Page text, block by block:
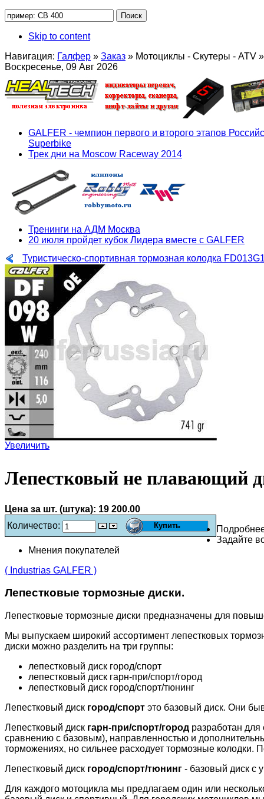
Skip to content
Навигация: Галфер » Заказ » Мотоциклы - Скутеры - ATV »
Воскресенье, 09 Авг 2026
GALFER - чемпион первого и второго этапов
Superbike
Трек дни на Moscow Raceway 2014
Тренинги на АДМ Москва
20 июля пройдет кубок Лидера вместе с GALFER
Туристическо-спортивная тормозная колодка
Увеличить
Лепестковый не плавающий
Цена за шт. (штука): 19 200.00
Количество:
Задайте
Мнения покупателей
( Industrias GALFER )
Лепестковые тормозные диски.
Лепестковые тормозные диски предназначены для
Мы выпускаем широкий ассортимент лепестковых
диски можно разделить на три группы:
лепестковый диск город/спорт
лепестковый диск гарн-при/спорт/город
лепестковый диск город/спорт/тюнинг
Лепестковый диск город/спорт это базовый диск. Они
Лепестковый диск гарн-при/спорт/город разработан
сравнению с базовым), направленностью и
торможениях, но сильнее расходует тормозные колодки.
Лепестковый диск город/спорт/тюнинг - базовый диск с
Для каждого мотоцикла мы предлагаем один или